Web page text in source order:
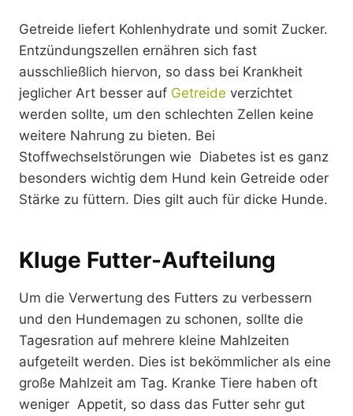
Getreide liefert Kohlenhydrate und somit Zucker.
Entzündungszellen ernähren sich fast
ausschließlich hiervon, so dass bei Krankheit
jeglicher Art besser auf Getreide verzichtet
werden sollte, um den schlechten Zellen keine
weitere Nahrung zu bieten. Bei
Stoffwechselstörungen wie Diabetes ist es ganz
besonders wichtig dem Hund kein Getreide oder
Stärke zu füttern. Dies gilt auch für dicke Hunde.
Kluge Futter-Aufteilung
Um die Verwertung des Futters zu verbessern
und den Hundemagen zu schonen, sollte die
Tagesration auf mehrere kleine Mahlzeiten
aufgeteilt werden. Dies ist bekömmlicher als eine
große Mahlzeit am Tag. Kranke Tiere haben oft
weniger Appetit, so dass das Futter sehr gut